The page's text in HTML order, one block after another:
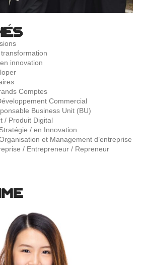
innovation
Comptes
Commercial
Business Unit (BU)
/ Produit Digital
/ en Innovation
et Management d’entreprise
/ Entrepreneur / Repreneur